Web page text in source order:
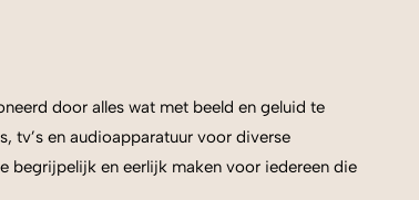
door alles wat met beeld en geluid te
tv’s en audioapparatuur voor diverse
begrijpelijk en eerlijk maken voor iedereen die